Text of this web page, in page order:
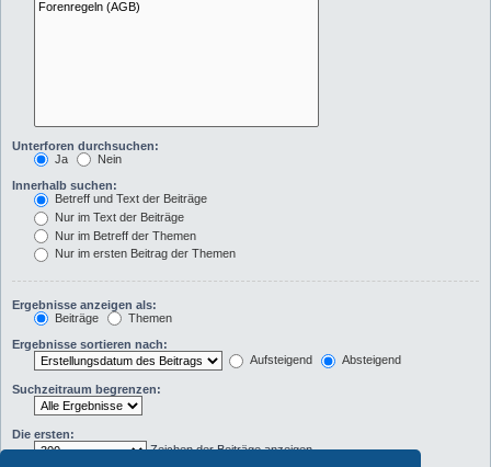
Unterforen durchsuchen:
Ja
Nein
Innerhalb suchen:
Betreff und Text der Beiträge
Nur im Text der Beiträge
Nur im Betreff der Themen
Nur im ersten Beitrag der Themen
Ergebnisse anzeigen als:
Beiträge
Themen
Ergebnisse sortieren nach:
Aufsteigend
Absteigend
Suchzeitraum begrenzen:
Die ersten:
Zeichen der Beiträge anzeigen